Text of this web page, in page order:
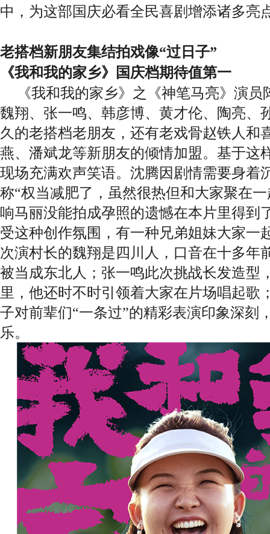
中，为这部国庆必看全民喜剧增添诸多亮
老搭档新朋友集结拍戏像“过日子”
《我和我的家乡》国庆档期待值第一
《我和我的家乡》之《神笔马亮》演
魏翔、张一鸣、 韩彦博、黄才伦、陶亮、
久的老搭档老朋友，还有老戏骨赵铁人和
燕、潘斌龙等新朋友的倾情加盟。基于这
现场充满欢声笑语。沈腾因剧情需要身着
称“权当减肥了，虽然很热但和大家聚在
响马丽没能拍成孕照的遗憾在本片里得到
受这种创作氛围，有一种兄弟姐妹大家一
次演村长的魏翔是四川人，口音在十多年
被当成东北人；张一鸣此次挑战长发造型
里，他还时不时引领着大家在片场唱起歌
子对前辈们“一条过”的精彩表演印象深刻
乐。